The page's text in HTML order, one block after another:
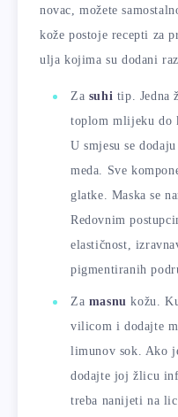
novac, možete
kože postoje recepti za
ulja kojima su dodani
Za suhi tip. Jedna
toplom mlijeku do
U smjesu se
meda. Sve
glatke. Maska se
Redovnim
elastičnost,
pigmentiranih
Za masnu kožu.
vilicom i dodajte
limunov sok. Ako
dodajte joj žlicu
treba nanijeti na